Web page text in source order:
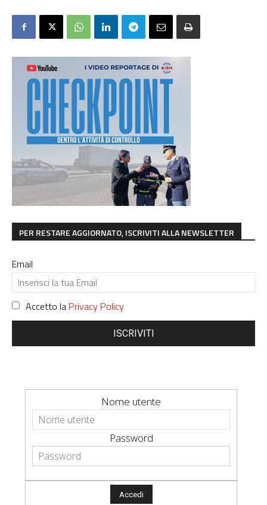
PER RESTARE AGGIORNATO, ISCRIVITI ALLA NEWSLETTER
Email
Accetto la Privacy Policy
ISCRIVITI
Nome utente
Password